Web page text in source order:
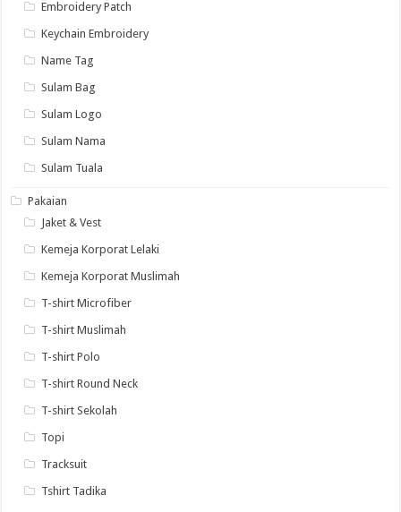
Embroidery Patch
Keychain Embroidery
Name Tag
Sulam Bag
Sulam Logo
Sulam Nama
Sulam Tuala
Pakaian
Jaket & Vest
Kemeja Korporat Lelaki
Kemeja Korporat Muslimah
T-shirt Microfiber
T-shirt Muslimah
T-shirt Polo
T-shirt Round Neck
T-shirt Sekolah
Topi
Tracksuit
Tshirt Tadika